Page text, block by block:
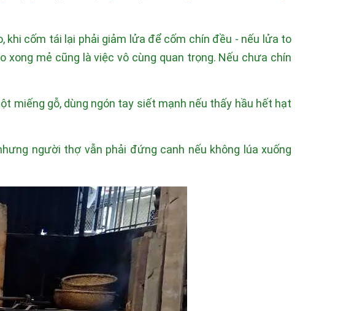
khi cốm tái lại phải giảm lửa để cốm chín đều - nếu lửa to
mẻ cũng là việc vô cùng quan trọng. Nếu chưa chín
gỗ, dùng ngón tay siết mạnh nếu thấy hầu hết hạt
người thợ vẫn phải đứng canh nếu không lúa xuống